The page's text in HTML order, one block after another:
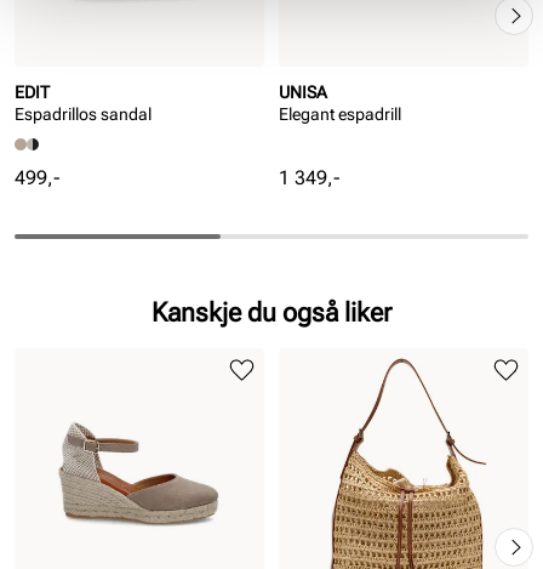
EDIT
Espadrillos sandal
Pris
499,-
UNISA
Elegant espadrill
Pris
1 349,-
Kanskje du også liker